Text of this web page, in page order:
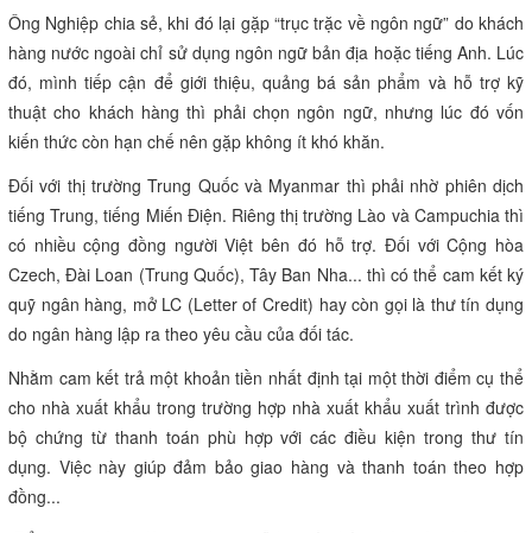
Ông Nghiệp chia sẻ, khi đó lại gặp “trục trặc về ngôn ngữ” do khách
hàng nước ngoài chỉ sử dụng ngôn ngữ bản địa hoặc tiếng Anh. Lúc
đó, mình tiếp cận để giới thiệu, quảng bá sản phẩm và hỗ trợ kỹ
thuật cho khách hàng thì phải chọn ngôn ngữ, nhưng lúc đó vốn
kiến thức còn hạn chế nên gặp không ít khó khăn.
Đối với thị trường Trung Quốc và Myanmar thì phải nhờ phiên dịch
tiếng Trung, tiếng Miến Điện. Riêng thị trường Lào và Campuchia thì
có nhiều cộng đồng người Việt bên đó hỗ trợ. Đối với Cộng hòa
Czech, Đài Loan (Trung Quốc), Tây Ban Nha... thì có thể cam kết ký
quỹ ngân hàng, mở LC (Letter of Credit) hay còn gọi là thư tín dụng
do ngân hàng lập ra theo yêu cầu của đối tác.
Nhằm cam kết trả một khoản tiền nhất định tại một thời điểm cụ thể
cho nhà xuất khẩu trong trường hợp nhà xuất khẩu xuất trình được
bộ chứng từ thanh toán phù hợp với các điều kiện trong thư tín
dụng. Việc này giúp đảm bảo giao hàng và thanh toán theo hợp
đồng...